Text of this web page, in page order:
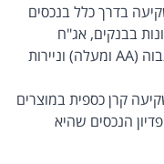
בדרך כלל בנכסים
בבנקים, אג"ח
ממשלתיות, אג"ח חברות בדירוג אשראי גבוה (AA ומעלה) וניירות
קרן כספית במוצרים
הנכסים שהיא